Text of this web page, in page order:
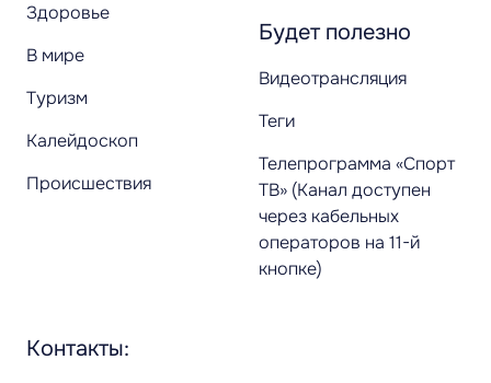
Здоровье
В мире
Туризм
Калейдоскоп
Происшествия
Будет полезно
Видеотрансляция
Теги
Телепрограмма «Спорт
ТВ» (Канал доступен
через кабельных
операторов на 11-й
кнопке)
Контакты: